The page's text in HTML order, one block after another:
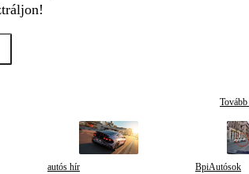
autós hír BpiAutósok